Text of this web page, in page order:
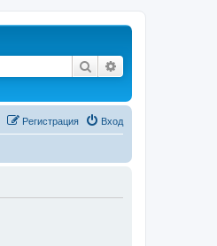
Поиск
Вход
Регистрация